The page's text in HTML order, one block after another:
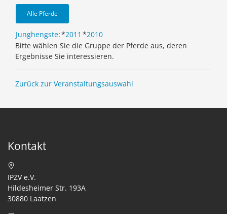
Alle Pferde
Junghengste:*2011 *2010
Bitte wählen Sie die Gruppe der Pferde aus, deren
Ergebnisse Sie interessieren.
Zurück zur Veranstaltungsauswahl
Kontakt
IPZV e.V.
Hildesheimer Str. 193A
30880 Laatzen